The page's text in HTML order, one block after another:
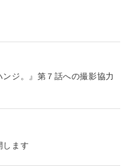
ジ。』第７話への撮影協力
します